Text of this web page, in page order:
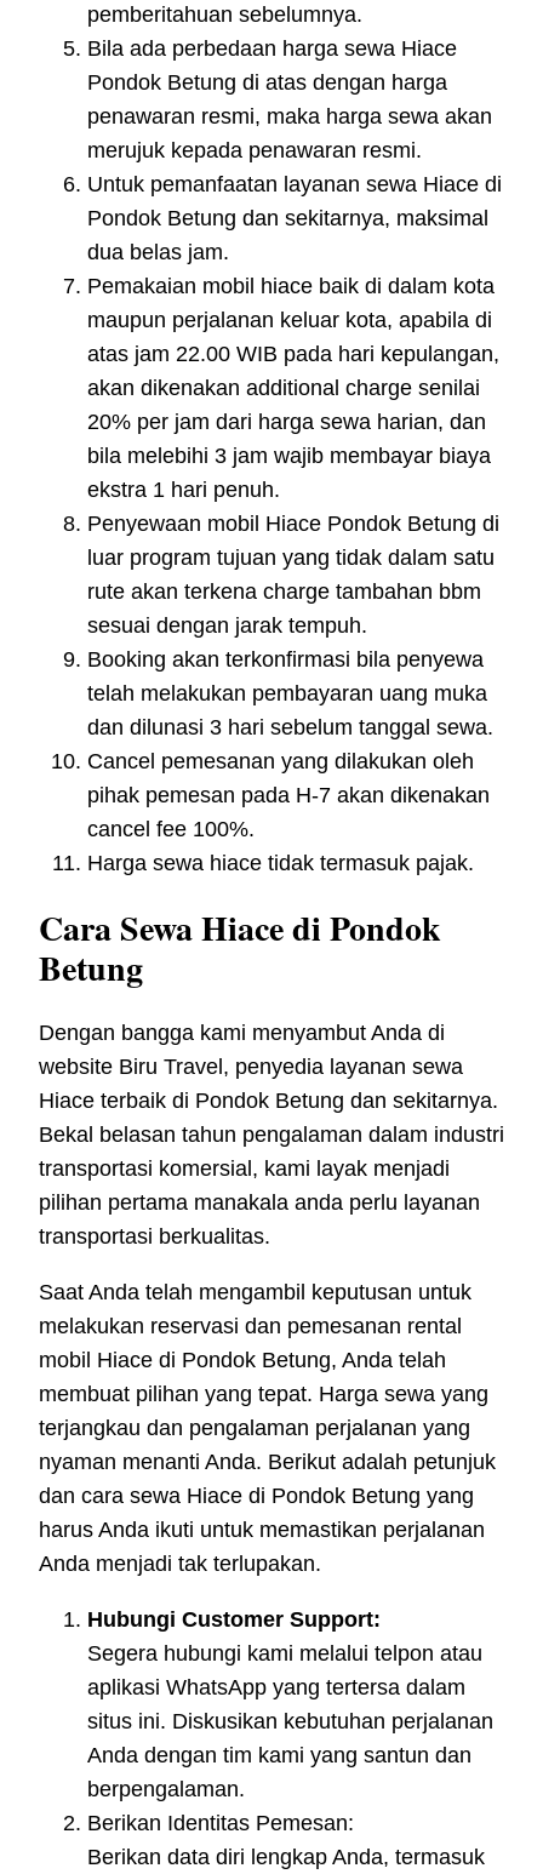
pemberitahuan sebelumnya.
Bila ada perbedaan harga sewa Hiace
Pondok Betung di atas dengan harga
penawaran resmi, maka harga sewa akan
merujuk kepada penawaran resmi.
Untuk pemanfaatan layanan sewa Hiace di
Pondok Betung dan sekitarnya, maksimal
dua belas jam.
Pemakaian mobil hiace baik di dalam kota
maupun perjalanan keluar kota, apabila di
atas jam 22.00 WIB pada hari kepulangan,
akan dikenakan additional charge senilai
20% per jam dari harga sewa harian, dan
bila melebihi 3 jam wajib membayar biaya
ekstra 1 hari penuh.
Penyewaan mobil Hiace Pondok Betung di
luar program tujuan yang tidak dalam satu
rute akan terkena charge tambahan bbm
sesuai dengan jarak tempuh.
Booking akan terkonfirmasi bila penyewa
telah melakukan pembayaran uang muka
dan dilunasi 3 hari sebelum tanggal sewa.
Cancel pemesanan yang dilakukan oleh
pihak pemesan pada H-7 akan dikenakan
cancel fee 100%.
Harga sewa hiace tidak termasuk pajak.
Cara Sewa Hiace di Pondok
Betung
Dengan bangga kami menyambut Anda di
website Biru Travel, penyedia layanan sewa
Hiace terbaik di Pondok Betung dan sekitarnya.
Bekal belasan tahun pengalaman dalam industri
transportasi komersial, kami layak menjadi
pilihan pertama manakala anda perlu layanan
transportasi berkualitas.
Saat Anda telah mengambil keputusan untuk
melakukan reservasi dan pemesanan rental
mobil Hiace di Pondok Betung, Anda telah
membuat pilihan yang tepat. Harga sewa yang
terjangkau dan pengalaman perjalanan yang
nyaman menanti Anda. Berikut adalah petunjuk
dan cara sewa Hiace di Pondok Betung yang
harus Anda ikuti untuk memastikan perjalanan
Anda menjadi tak terlupakan.
Hubungi Customer Support:
Segera hubungi kami melalui telpon atau
aplikasi WhatsApp yang tertersa dalam
situs ini. Diskusikan kebutuhan perjalanan
Anda dengan tim kami yang santun dan
berpengalaman.
Berikan Identitas Pemesan:
Berikan data diri lengkap Anda, termasuk